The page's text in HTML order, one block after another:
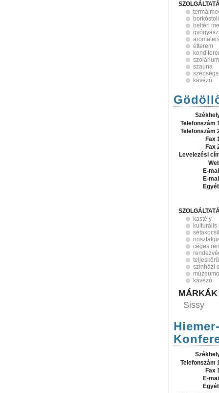
beltéri
étterem
szolárium
szauna
kávézó
Telefonszám
Telefonszám
Fax
Fax
Levelezési
E-
E-
kastély
kulturális
céges
színházi
kávézó
MÁRKÁK
Sissy
Telefonszám
Fax
E-